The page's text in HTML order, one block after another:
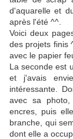
d'aquarelle et
après l'été ^^.
Voici deux
des projets finis
avec le papier
La seconde est
et j'avais
intéressante.
avec sa
encres, puis
branche, qui
dont elle a